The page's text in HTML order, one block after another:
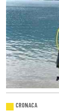
CRONACA